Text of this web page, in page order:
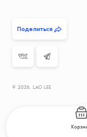
Поделиться
© 2026. LAO LEE